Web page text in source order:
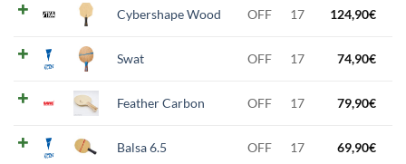
Cybershape Wood OFF 17 124,90€
Swat OFF 17 74,90€
Feather Carbon OFF 17 79,90€
Balsa 6.5 OFF 17 69,90€